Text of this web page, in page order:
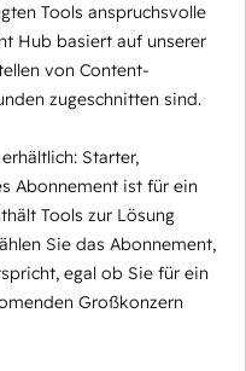
Tools anspruchsvolle
Hub basiert auf unserer
von Content-
zugeschnitten sind.
Starter,
Abonnement ist für ein
Tools zur Lösung
Sie das Abonnement,
egal ob Sie für ein
Großkonzern